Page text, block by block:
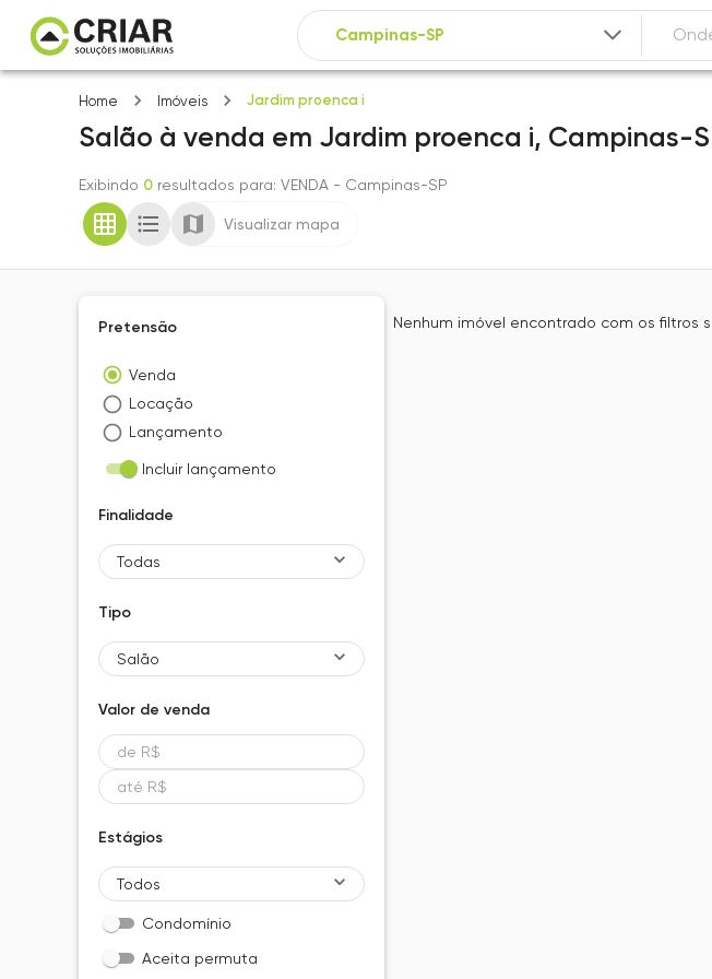
Home Imóveis Jardim proenca i
Salão à venda em Jardim proenca i, Campinas-
Exibindo 0 resultados para: VENDA - Campinas-SP
Visualizar mapa
Pretensão
Venda
Locação
Lançamento
Incluir lançamento
Finalidade
Todas
Tipo
Salão
Valor de venda
Estágios
Todos
Condomínio
Aceita permuta
Nenhum imóvel encontrado com os filtros